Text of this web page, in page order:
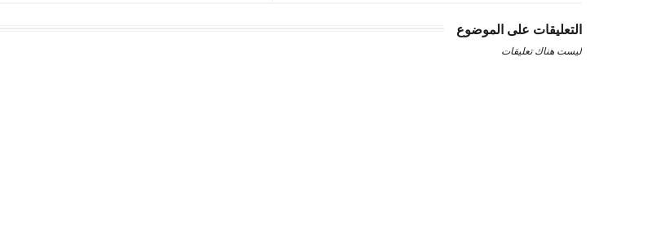
التعليقات على الموضوع
ليست هناك تعليقات